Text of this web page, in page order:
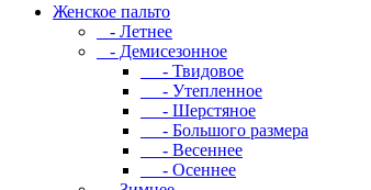
Женское пальто
- Летнее
- Демисезонное
- Твидовое
- Утепленное
- Шерстяное
- Большого размера
- Весеннее
- Осеннее